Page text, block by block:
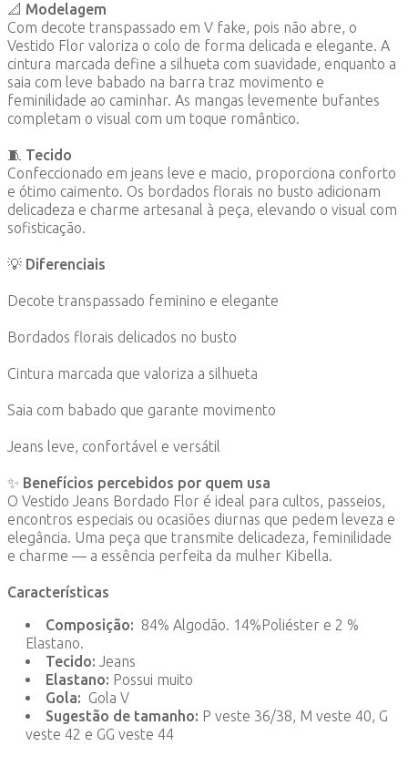
📐 Modelagem
Com decote transpassado em V fake, pois não abre, o
Vestido Flor valoriza o colo de forma delicada e elegante. A
cintura marcada define a silhueta com suavidade, enquanto a
saia com leve babado na barra traz movimento e
feminilidade ao caminhar. As mangas levemente bufantes
completam o visual com um toque romântico.
🧵 Tecido
Confeccionado em jeans leve e macio, proporciona conforto
e ótimo caimento. Os bordados florais no busto adicionam
delicadeza e charme artesanal à peça, elevando o visual com
sofisticação.
💡 Diferenciais
Decote transpassado feminino e elegante
Bordados florais delicados no busto
Cintura marcada que valoriza a silhueta
Saia com babado que garante movimento
Jeans leve, confortável e versátil
✨ Benefícios percebidos por quem usa
O Vestido Jeans Bordado Flor é ideal para cultos, passeios,
encontros especiais ou ocasiões diurnas que pedem leveza e
elegância. Uma peça que transmite delicadeza, feminilidade
e charme — a essência perfeita da mulher Kibella.
Características
Composição: 84% Algodão. 14%Poliéster e 2 %
Elastano.
Tecido: Jeans
Elastano: Possui muito
Gola: Gola V
Sugestão de tamanho: P veste 36/38, M veste 40, G
veste 42 e GG veste 44